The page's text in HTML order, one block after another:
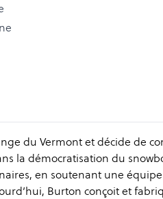
du Vermont et décide de
la démocratisation du
en soutenant une
Burton conçoit et